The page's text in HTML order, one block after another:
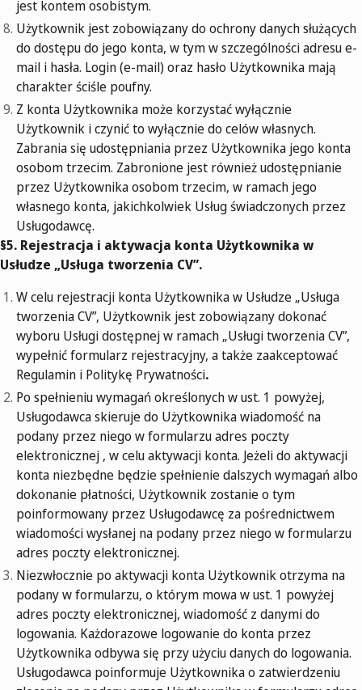
jest kontem osobistym.
Użytkownik jest zobowiązany do ochrony danych służących
do dostępu do jego konta, w tym w szczególności adresu e-
mail i hasła. Login (e-mail) oraz hasło Użytkownika mają
charakter ściśle poufny.
Z konta Użytkownika może korzystać wyłącznie
Użytkownik i czynić to wyłącznie do celów własnych.
Zabrania się udostępniania przez Użytkownika jego konta
osobom trzecim. Zabronione jest również udostępnianie
przez Użytkownika osobom trzecim, w ramach jego
własnego konta, jakichkolwiek Usług świadczonych przez
Usługodawcę.
§5. Rejestracja i aktywacja konta Użytkownika w
Usłudze „Usługa tworzenia CV”.
W celu rejestracji konta Użytkownika w Usłudze „Usługa
tworzenia CV”, Użytkownik jest zobowiązany dokonać
wyboru Usługi dostępnej w ramach „Usługi tworzenia CV”,
wypełnić formularz rejestracyjny, a także zaakceptować
Regulamin i Politykę Prywatności.
Po spełnieniu wymagań określonych w ust. 1 powyżej,
Usługodawca skieruje do Użytkownika wiadomość na
podany przez niego w formularzu adres poczty
elektronicznej , w celu aktywacji konta. Jeżeli do aktywacji
konta niezbędne będzie spełnienie dalszych wymagań albo
dokonanie płatności, Użytkownik zostanie o tym
poinformowany przez Usługodawcę za pośrednictwem
wiadomości wysłanej na podany przez niego w formularzu
adres poczty elektronicznej.
Niezwłocznie po aktywacji konta Użytkownik otrzyma na
podany w formularzu, o którym mowa w ust. 1 powyżej
adres poczty elektronicznej, wiadomość z danymi do
logowania. Każdorazowe logowanie do konta przez
Użytkownika odbywa się przy użyciu danych do logowania.
Usługodawca poinformuje Użytkownika o zatwierdzeniu